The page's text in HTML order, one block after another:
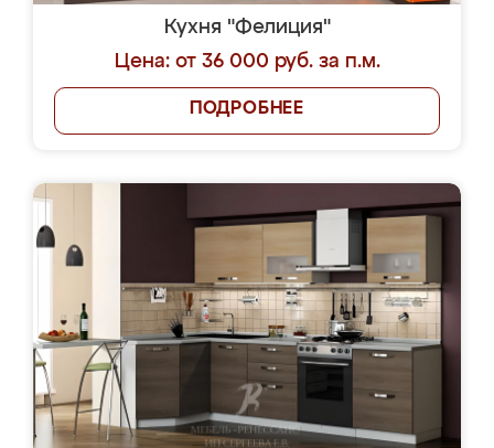
Кухня "Фелиция"
Цена: от 36 000 руб. за п.м.
ПОДРОБНЕЕ